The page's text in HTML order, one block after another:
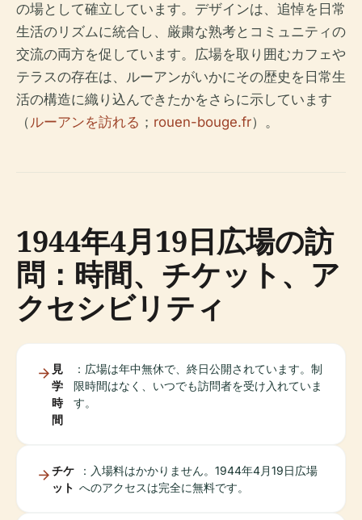
の場として確立しています。デザインは、追悼を日常
生活のリズムに統合し、厳粛な熟考とコミュニティの
交流の両方を促しています。広場を取り囲むカフェや
テラスの存在は、ルーアンがいかにその歴史を日常生
活の構造に織り込んできたかをさらに示しています
（ルーアンを訪れる ； rouen-bouge.fr）。
1944年4月19日広場の訪
問：時間、チケット、ア
クセシビリティ
見
学
時
間
：広場は年中無休で、終日公開されています。制
限時間はなく、いつでも訪問者を受け入れていま
す。
チケ
ット
：入場料はかかりません。1944年4月19日広場
へのアクセスは完全に無料です。